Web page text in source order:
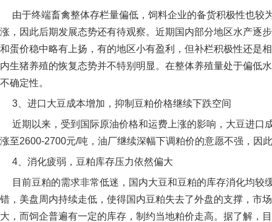
由于终端畜禽整体存栏量偏低，饲料企业的备货积极性也较
涨，因此后期发展态势还有待观察。近期国内部分地区水产逐
和蛋价稳中略有上扬，有的地区小有盈利，但补栏积极性还是
内生猪养殖的恢复态势并不特别明显。在整体养殖量处于偏低
不确定性。
3、进口大豆成本增加，抑制豆粕价格继续下跌空间
近期以来，受到国际原油价格和运费上涨的影响，大豆进口
涨至2600-2700元/吨，油厂继续深幅下调粕价的意愿不强，因
4、消化疲弱，豆粕库存压力依然偏大
目前豆粕的需求非常低迷，国内大豆和豆粕的库存消化均较
错，美盘周内持续走低，使得国内豆粕失去了外盘的支撑，市
大，而饲企普遍有一定的库存，制约当地粕价走高。据了解，